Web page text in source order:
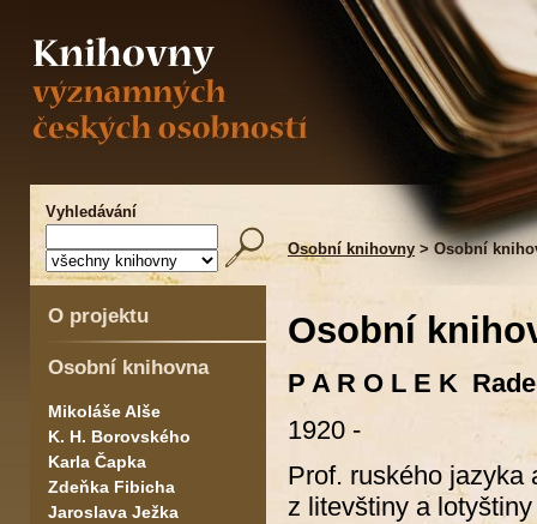
Vyhledávání
Osobní knihovny > Osobní
O projektu
Osobní knihovna
Mikoláše Alše
K. H. Borovského
Karla Čapka
Zdeňka Fibicha
Jaroslava Ježka
Osobní
P A R O L E K
1920 -
Prof. ruského jazyka
z litevštiny a lotyštiny